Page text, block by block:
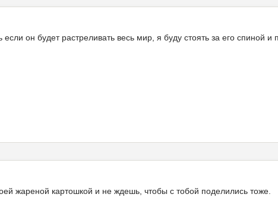
он будет растреливать весь мир, я буду стоять за его спиной и
жареной картошкой и не ждешь, чтобы с тобой поделились тоже.